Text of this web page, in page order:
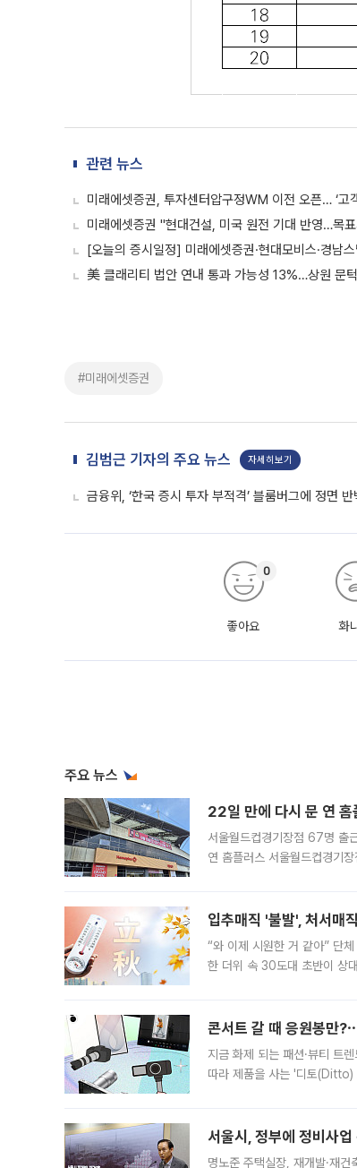
관련 뉴스
미래에셋증권, 투자센터압구정WM 이전 오픈… ‘고
미래에셋증권 "현대건설, 미국 원전 기대 반영…목
[오늘의 증시일정] 미래에셋증권·현대모비스·경남
美 클래리티 법안 연내 통과 가능성 13%…상원 문
#미래에셋증권
김범근 기자의 주요 뉴스 자세히보기
금융위, ‘한국 증시 투자 부적격’ 블룸버그에 정면
좋아요
0
화
주요 뉴스
22일 만에 다시 문 연 홈
서울월드컵경기장점 67명 출
연 홈플러스 서울월드컵경기
입추매직 '불발', 처서매
“와 이제 시원한 거 같아” 단
한 더위 속 30도대 초반이 상
콘서트 갈 때 응원봉만
지금 화제 되는 패션·뷰티 트
따라 제품을 사는 '디토(Ditto)
서울시, 정부에 정비사
명노준 주택실장, 재개발·재